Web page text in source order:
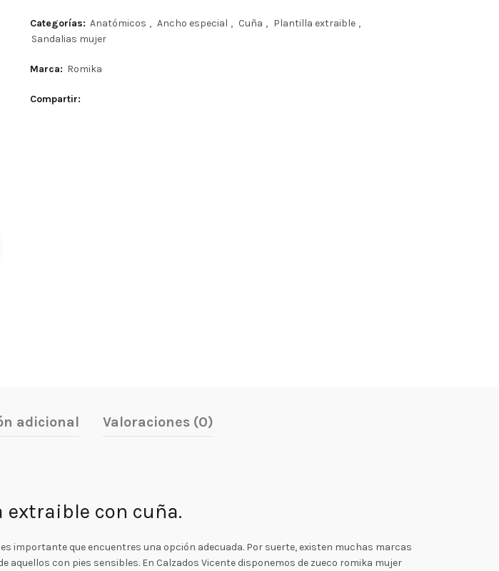
Categorías: Anatómicos , Ancho especial , Cuña , Plantilla extraible ,
Sandalias mujer
Marca: Romika
Compartir
adicional Valoraciones (0)
con cuña.
importante que encuentres una opción adecuada. Por suerte, existen muchas marcas
con pies sensibles. En Calzados Vicente disponemos de zueco romika mujer